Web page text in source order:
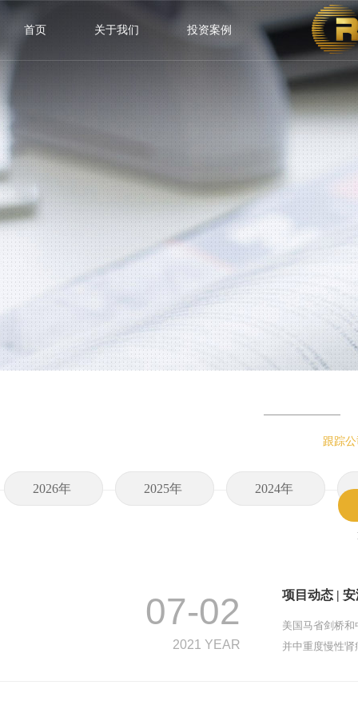
首页 关于我们 投资案例
跟踪
2026年 2025年 2024年
07-02
2021 YEAR
项目动态 |
美国马省剑桥
并中重度慢性